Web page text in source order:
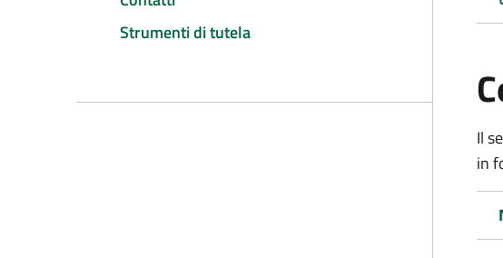
Strumenti di tutela
Il
in